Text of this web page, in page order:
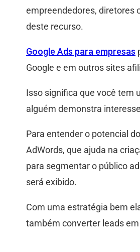
empreendedores, diretores
deste recurso.
Google Ads para empresas
Google e em outros sites
Isso significa que você tem
alguém demonstra
Para entender o potencial do
AdWords, que ajuda na
para segmentar o público
será exibido.
Com uma estratégia bem
também converter leads